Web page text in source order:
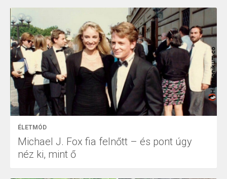
ÉLETMÓD
Michael J. Fox fia felnőtt – és pont úgy
néz ki, mint ő